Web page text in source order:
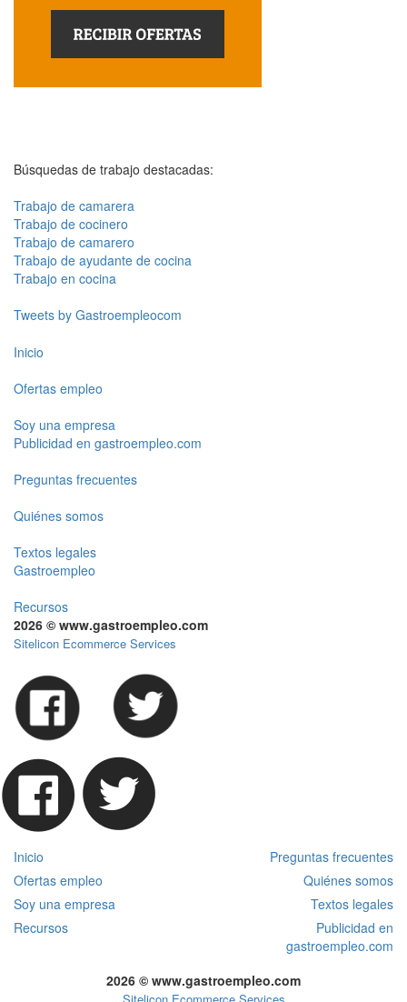
Búsquedas de trabajo destacadas:
Trabajo de camarera
Trabajo de cocinero
Trabajo de camarero
Trabajo de ayudante de cocina
Trabajo en cocina
Tweets by Gastroempleocom
Inicio
Ofertas empleo
Soy una empresa
Publicidad en gastroempleo.com
Preguntas frecuentes
Quiénes somos
Textos legales
Gastroempleo
Recursos
2026 © www.gastroempleo.com
Sitelicon Ecommerce Services
Inicio
Preguntas frecuentes
Ofertas empleo
Quiénes somos
Soy una empresa
Textos legales
Recursos
Publicidad en
gastroempleo.com
2026 © www.gastroempleo.com
Sitelicon Ecommerce Services